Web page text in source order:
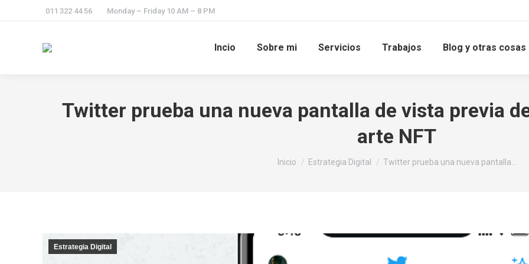
011 322 44 56 Monday – Friday 10 AM – 8 PM
Incio Sobre mi Servicios Trabajos Blog y otras cosas
Twitter prueba una nueva pantalla de vista previa
arte NFT
Estás aquí:
Inicio Estrategia Digital Twitter prueba una nueva pantalla…
Estrategia Digital